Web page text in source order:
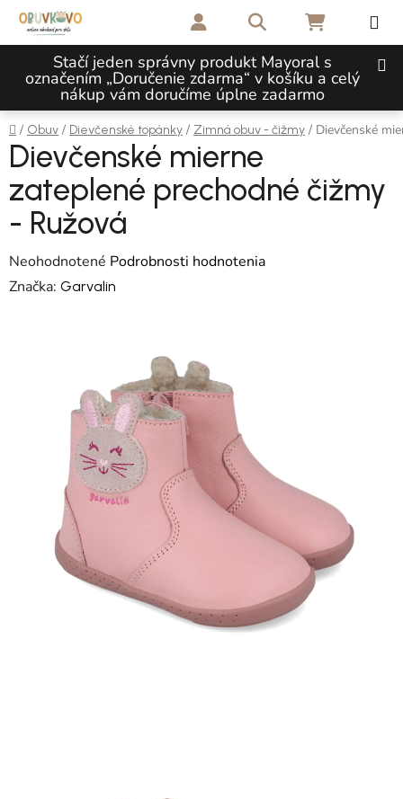
Prejsť na obsah
Stačí jeden správny produkt Mayoral s
označením „Doručenie zdarma“ v košíku a celý
nákup vám doručíme úplne zadarmo
Hľadať NÁKUPNÝ
Domov
/ Obuv / Dievčenské topánky / Zimná obuv - čižmy / Dievčenské
Dievčenské mierne
zateplené prechodné čižmy
- Ružová
Priemerné hodnotenie produktu je 0,0 z 5 hviezdičiek.
Neohodnotené Podrobnosti hodnotenia
Značka: Garvalin